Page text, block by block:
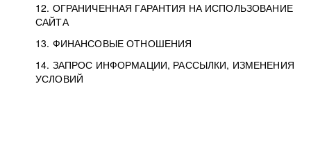
12. ОГРАНИЧЕННАЯ ГАРАНТИЯ НА ИСПОЛЬЗОВАНИЕ
САЙТА
13. ФИНАНСОВЫЕ ОТНОШЕНИЯ
14. ЗАПРОС ИНФОРМАЦИИ, РАССЫЛКИ, ИЗМЕНЕНИЯ
УСЛОВИЙ